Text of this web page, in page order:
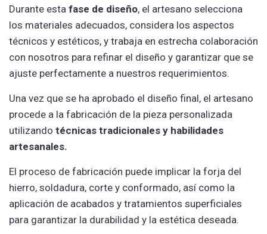
Durante esta fase de diseño, el artesano selecciona
los materiales adecuados, considera los aspectos
técnicos y estéticos, y trabaja en estrecha colaboración
con nosotros para refinar el diseño y garantizar que se
ajuste perfectamente a nuestros requerimientos.
Una vez que se ha aprobado el diseño final, el artesano
procede a la fabricación de la pieza personalizada
utilizando técnicas tradicionales y habilidades
artesanales.
El proceso de fabricación puede implicar la forja del
hierro, soldadura, corte y conformado, así como la
aplicación de acabados y tratamientos superficiales
para garantizar la durabilidad y la estética deseada.